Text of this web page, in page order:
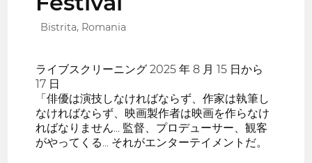
Bistrita, Romania
ライブスクリーニング 2025 年 8 月 15 日から
17 日
「俳優は演技しなければならず、作家は執筆し
なければならず、映画製作者は映画を作らなけ
ればなりません... 監督、プロデューサー、観客
がやってくる... それがエンターテイメントだ。